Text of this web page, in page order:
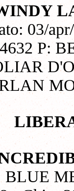
03/
P:
BLUE